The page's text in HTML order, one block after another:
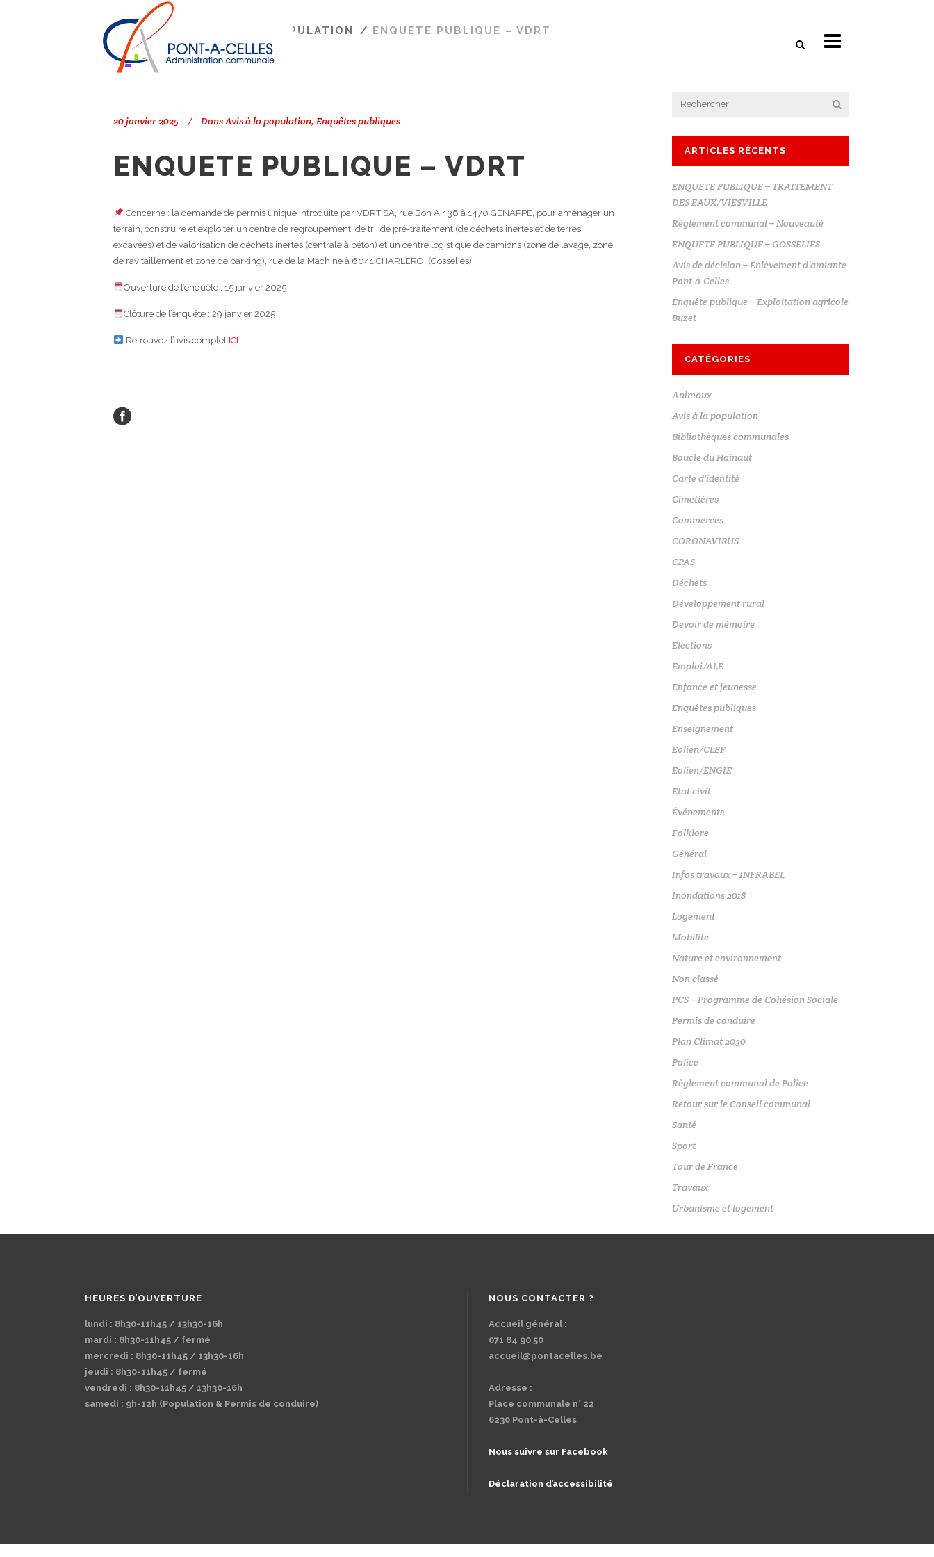
PONT-À-CELLES AVIS À LA POPULATION / ENQUETE PUBLIQUE – VDRT
20 janvier 2025 DansAvis à la population, Enquêtes publiques
ENQUETE PUBLIQUE – VDRT
Concerne : la demande de permis unique introduite par VDRT SA, rue Bon Air 36 à 1470 GENAPPE, pour aménager un
terrain, construire et exploiter un centre de regroupement, de tri, de pré-traitement (de déchets inertes et de terres
excavées) et de valorisation de déchets inertes (centrale à béton) et un centre logistique de camions (zone de lavage, zone
de ravitaillement et zone de parking), rue de la Machine à 6041 CHARLEROI (Gosselies)
Ouverture de l’enquête : 15 janvier 2025
Clôture de l’enquête : 29 janvier 2025
Retrouvez l’avis complet ICI
ARTICLES RÉCENTS
ENQUETE PUBLIQUE – TRAITEMENT
DES EAUX/VIESVILLE
Règlement communal – Nouveauté
ENQUETE PUBLIQUE – GOSSELIES
Avis de décision – Enlèvement d’amiante
Pont-à-Celles
Enquête publique – Exploitation agricole
Buzet
CATÉGORIES
Animaux
Avis à la population
Bibliothèques communales
Boucle du Hainaut
Carte d'identité
Cimetières
Commerces
CORONAVIRUS
CPAS
Déchets
Développement rural
Devoir de mémoire
Elections
Emploi/ALE
Enfance et jeunesse
Enquêtes publiques
Enseignement
Eolien/CLEF
Eolien/ENGIE
Etat civil
Événements
Folklore
Général
Infos travaux – INFRABEL
Inondations 2018
Logement
Mobilité
Nature et environnement
Non classé
PCS – Programme de Cohésion Sociale
Permis de conduire
Plan Climat 2030
Police
Règlement communal de Police
Retour sur le Conseil communal
Santé
Sport
Tour de France
Travaux
Urbanisme et logement
HEURES D’OUVERTURE
lundi : 8h30-11h45 / 13h30-16h
mardi : 8h30-11h45 / fermé
mercredi : 8h30-11h45 / 13h30-16h
jeudi : 8h30-11h45 / fermé
vendredi : 8h30-11h45 / 13h30-16h
samedi : 9h-12h (Population & Permis de conduire)
NOUS CONTACTER ?
Accueil général :
071 84 90 50
accueil@pontacelles.be
Adresse :
Place communale n° 22
6230 Pont-à-Celles
Nous suivre sur Facebook
Déclaration d’accessibilité